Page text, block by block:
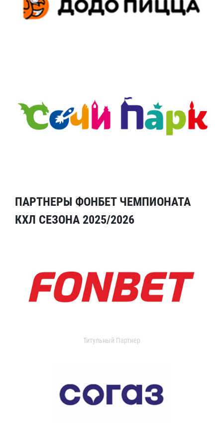
ПАРТНЕРЫ ФОНБЕТ ЧЕМПИОНАТА
КХЛ СЕЗОНА 2025/2026
Титульный Партнер